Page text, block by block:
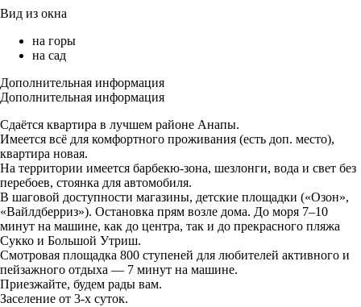
Вид из окна
на горы
на сад
Дополнительная информация
Дополнительная информация
Сдаётся квартира в лучшем районе Анапы.
Имеется всё для комфортного проживания (есть доп. место),
квартира новая.
На территории имеется барбекю-зона, шезлонги, вода и свет без
перебоев, стоянка для автомобиля.
В шаговой доступности магазины, детские площадки («Озон»,
«Вайлдберриз»). Остановка прям возле дома. До моря 7–10
минут на машине, как до центра, так и до прекрасного пляжа
Сукко и Большой Утриш.
Смотровая площадка 800 ступеней для любителей активного и
пейзажного отдыха — 7 минут на машине.
Приезжайте, будем рады вам.
Заселение от 3-х суток.